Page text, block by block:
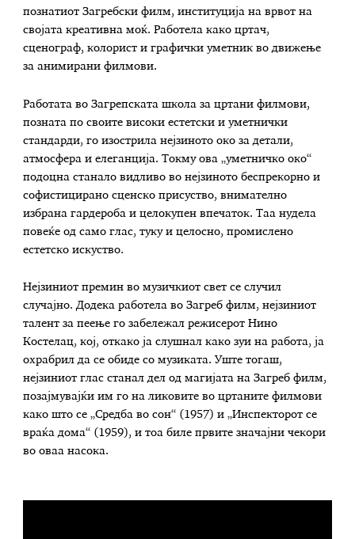
познатиот Загребски филм, институција на врвот на
својата креативна моќ. Работела како цртач,
сценограф, колорист и графички уметник во движење
за анимирани филмови.
Работата во Загрепската школа за цртани филмови,
позната по своите високи естетски и уметнички
стандарди, го изострила нејзиното око за детали,
атмосфера и елеганција. Токму ова „уметничко око“
подоцна станало видливо во нејзиното беспрекорно и
софистицирано сценско присуство, внимателно
избрана гардероба и целокупен впечаток. Таа нудела
повеќе од само глас, туку и целосно, промислено
естетско искуство.
Нејзиниот премин во музичкиот свет се случил
случајно. Додека работела во Загреб филм, нејзиниот
талент за пеење го забележал режисерот Нино
Костелац, кој, откако ја слушнал како зуи на работа, ја
охрабрил да се обиде со музиката. Уште тогаш,
нејзиниот глас станал дел од магијата на Загреб филм,
позајмувајќи им го на ликовите во цртаните филмови
како што се „Средба во сон“ (1957) и „Инспекторот се
враќа дома“ (1959), и тоа биле првите значајни чекори
во оваа насока.